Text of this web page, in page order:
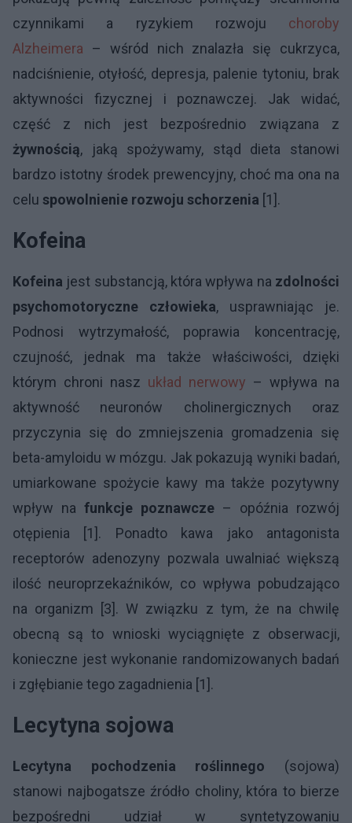
czynnikami a ryzykiem rozwoju choroby
Alzheimera – wśród nich znalazła się cukrzyca,
nadciśnienie, otyłość, depresja, palenie tytoniu, brak
aktywności fizycznej i poznawczej. Jak widać,
część z nich jest bezpośrednio związana z
żywnością, jaką spożywamy, stąd dieta stanowi
bardzo istotny środek prewencyjny, choć ma ona na
celu spowolnienie rozwoju schorzenia [1].
Kofeina
Kofeina jest substancją, która wpływa na zdolności
psychomotoryczne człowieka, usprawniając je.
Podnosi wytrzymałość, poprawia koncentrację,
czujność, jednak ma także właściwości, dzięki
którym chroni nasz układ nerwowy – wpływa na
aktywność neuronów cholinergicznych oraz
przyczynia się do zmniejszenia gromadzenia się
beta-amyloidu w mózgu. Jak pokazują wyniki badań,
umiarkowane spożycie kawy ma także pozytywny
wpływ na funkcje poznawcze – opóźnia rozwój
otępienia [1]. Ponadto kawa jako antagonista
receptorów adenozyny pozwala uwalniać większą
ilość neuroprzekaźników, co wpływa pobudzająco
na organizm [3]. W związku z tym, że na chwilę
obecną są to wnioski wyciągnięte z obserwacji,
konieczne jest wykonanie randomizowanych badań
i zgłębianie tego zagadnienia [1].
Lecytyna sojowa
Lecytyna pochodzenia roślinnego (sojowa)
stanowi najbogatsze źródło choliny, która to bierze
bezpośredni udział w syntetyzowaniu